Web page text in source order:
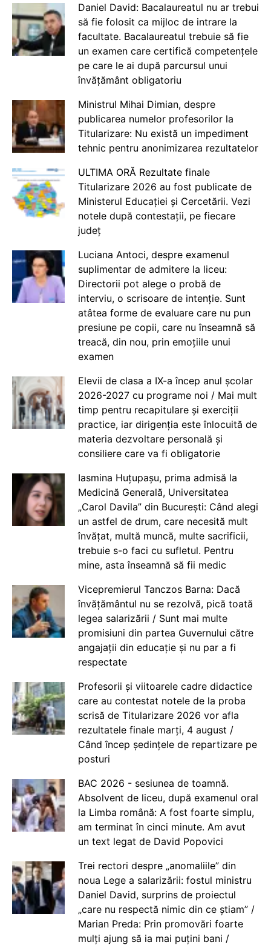
Daniel David: Bacalaureatul nu ar trebui
să fie folosit ca mijloc de intrare la
facultate. Bacalaureatul trebuie să fie
un examen care certifică competențele
pe care le ai după parcursul unui
învățământ obligatoriu
Ministrul Mihai Dimian, despre
publicarea numelor profesorilor la
Titularizare: Nu există un impediment
tehnic pentru anonimizarea rezultatelor
ULTIMA ORĂ Rezultate finale
Titularizare 2026 au fost publicate de
Ministerul Educației și Cercetării. Vezi
notele după contestații, pe fiecare
județ
Luciana Antoci, despre examenul
suplimentar de admitere la liceu:
Directorii pot alege o probă de
interviu, o scrisoare de intenție. Sunt
atâtea forme de evaluare care nu pun
presiune pe copii, care nu înseamnă să
treacă, din nou, prin emoțiile unui
examen
Elevii de clasa a IX-a încep anul școlar
2026-2027 cu programe noi / Mai mult
timp pentru recapitulare și exerciții
practice, iar dirigenția este înlocuită de
materia dezvoltare personală și
consiliere care va fi obligatorie
Iasmina Huțupașu, prima admisă la
Medicină Generală, Universitatea
„Carol Davila” din București: Când alegi
un astfel de drum, care necesită mult
învățat, multă muncă, multe sacrificii,
trebuie s-o faci cu sufletul. Pentru
mine, asta înseamnă să fii medic
Vicepremierul Tanczos Barna: Dacă
învățământul nu se rezolvă, pică toată
legea salarizării / Sunt mai multe
promisiuni din partea Guvernului către
angajații din educație și nu par a fi
respectate
Profesorii și viitoarele cadre didactice
care au contestat notele de la proba
scrisă de Titularizare 2026 vor afla
rezultatele finale marți, 4 august /
Când încep ședințele de repartizare pe
posturi
BAC 2026 - sesiunea de toamnă.
Absolvent de liceu, după examenul oral
la Limba română: A fost foarte simplu,
am terminat în cinci minute. Am avut
un text legat de David Popovici
Trei rectori despre „anomaliile” din
noua Lege a salarizării: fostul ministru
Daniel David, surprins de proiectul
„care nu respectă nimic din ce știam” /
Marian Preda: Prin promovări foarte
mulți ajung să ia mai puțini bani /